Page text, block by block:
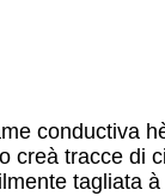
conductiva
creà tracce di
tagliata